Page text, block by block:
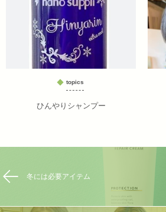
topics
ひんやりシャンプー
冬には必要アイテム